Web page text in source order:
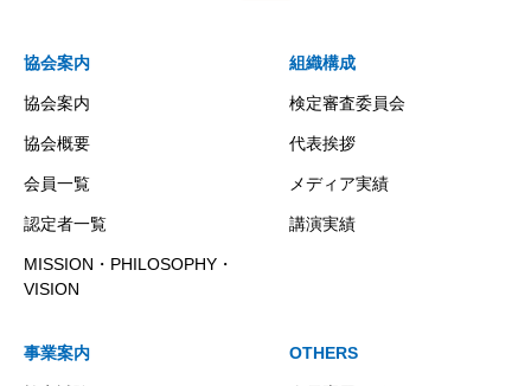
協会案内
協会案内
協会概要
会員一覧
認定者一覧
MISSION・PHILOSOPHY・
VISION
組織構成
検定審査委員会
代表挨拶
メディア実績
講演実績
事業案内 OTHERS